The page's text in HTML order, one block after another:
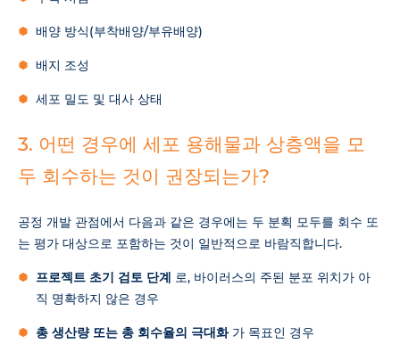
배양 방식(부착배양/부유배양)
배지 조성
세포 밀도 및 대사 상태
3. 어떤 경우에 세포 용해물과 상층액을 모
두 회수하는 것이 권장되는가?
공정 개발 관점에서 다음과 같은 경우에는 두 분획 모두를 회수 또
는 평가 대상으로 포함하는 것이 일반적으로 바람직합니다.
프로젝트 초기 검토 단계 로, 바이러스의 주된 분포 위치가 아
직 명확하지 않은 경우
총 생산량 또는 총 회수율의 극대화가 목표인 경우